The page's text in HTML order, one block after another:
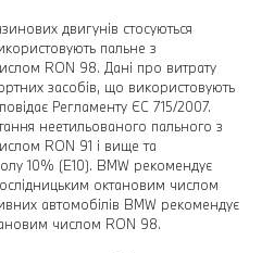
двигунів стосуються
пальне з
RON 98. Дані про витрату
засобів, що використовують
Регламенту ЄС 715/2007.
неетильованого пального з
RON 91 і вище та
10% (E10). BMW рекомендує
октановим числом
автомобілів BMW рекомендує
числом RON 98.